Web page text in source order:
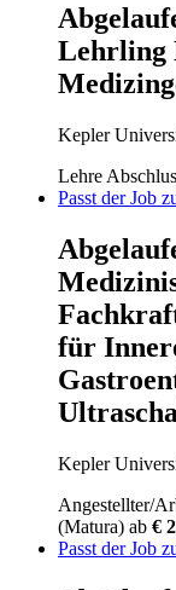
Lehrling
Kepler
Lehre
Passt der Job
für
Kepler
Angestellter/
(Matura) ab €
Passt der Job